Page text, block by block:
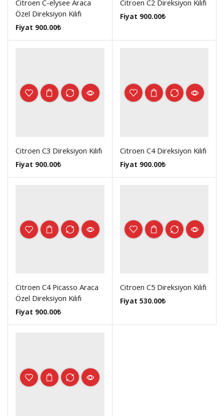
Citroen C-elysee Araca
Özel Direksiyon Kılıfı
Fiyat 900.00₺
Citroen C2 Direksiyon Kılıfı
Fiyat 900.00₺
Citroen C3 Direksiyon Kılıfı
Fiyat 900.00₺
Citroen C4 Direksiyon Kılıfı
Fiyat 900.00₺
Citroen C4 Picasso Araca
Özel Direksiyon Kılıfı
Fiyat 900.00₺
Citroen C5 Direksiyon Kılıfı
Fiyat 530.00₺